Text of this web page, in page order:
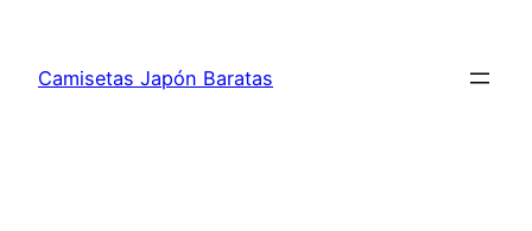
contenido
Camisetas Japón Baratas